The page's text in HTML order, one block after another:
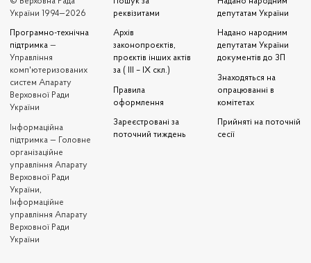
України 1994—2026
Програмно-технічна
підтримка —
Управління
комп'ютеризованих
систем Апарату
Верховної Ради
України
Iнформаційна
підтримка — Головне
організаційне
управління Апарату
Верховної Ради
України,
Інформаційне
управління Апарату
Верховної Ради
України
реквізитами
Архів
законопроєктів,
проєктів інших актів
за ( III – IX скл.)
Правила
оформлення
Зареєстровані за
поточний тиждень
депутатам України
Надано народним
депутатам України
документів до ЗП
Знаходяться на
опрацюванні в
комітетах
Прийняті на поточній
сесії